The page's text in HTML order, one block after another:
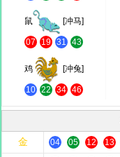
鼠 [冲马]
07 19 31 43
鸡 [冲兔]
10 22 34 46
金
04 05 12 13